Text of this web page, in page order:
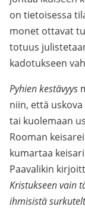
on tietoisessa
monet ottavat
totuus
kadotukseen
Pyhien kestävyys
niin, että
tai kuolemaan
Rooman
kumartaa
Paavalikin
Kristukseen vain
ihmisistä